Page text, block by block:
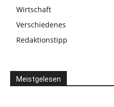
Wirtschaft
Verschiedenes
Redaktionstipp
Meistgelesen